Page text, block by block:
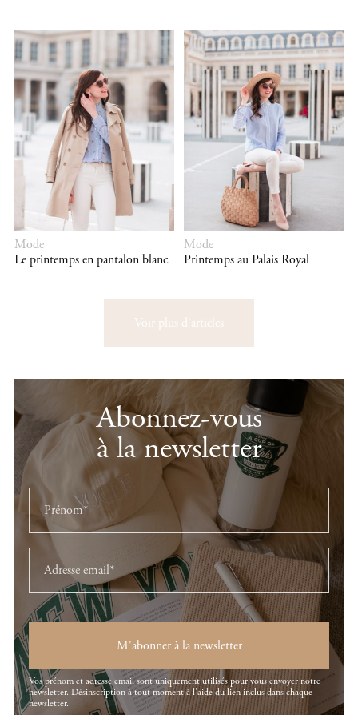
Mode
Le printemps en pantalon blanc
Mode
Printemps au Palais Royal
Voir plus d'articles
Abonnez-vous
à la newsletter
M'abonner à la newsletter
Vos prénom et adresse email sont uniquement utilisés pour vous envoyer notre
newsletter. Désinscription à tout moment à l'aide du lien inclus dans chaque
newsletter.